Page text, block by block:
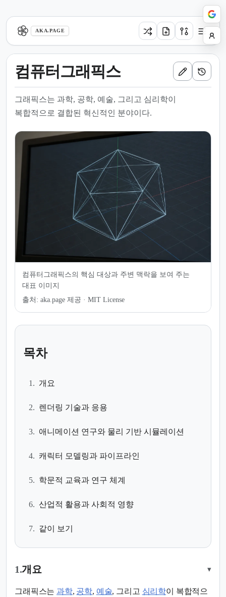
AKA.PAGE
컴퓨터그래픽스
그래픽스는 과학, 공학, 예술, 그리고 심리학이
복합적으로 결합된 혁신적인 분야이다.
컴퓨터그래픽스의 핵심 대상과 주변 맥락을 보여 주는
대표 이미지
출처: aka.page 제공 · MIT License
목차
1. 개요
2. 렌더링 기술과 응용
3. 애니메이션 연구와 물리 기반 시뮬레이션
4. 캐릭터 모델링과 파이프라인
5. 학문적 교육과 연구 체계
6. 산업적 활용과 사회적 영향
7. 같이 보기
1.개요 ▾
그래픽스는 과학, 공학, 예술, 그리고 심리학이 복합적으